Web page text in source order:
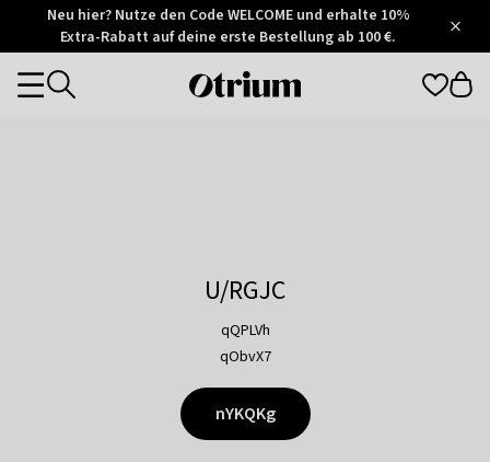
Otrium
Trustpilot
Neu hier? Nutze den Code WELCOME und erhalte 10%
Extra-Rabatt auf deine erste Bestellung ab 100 €.
Otrium
Categories
U/RGJC
qQPLVh
qObvX7
nYKQKg